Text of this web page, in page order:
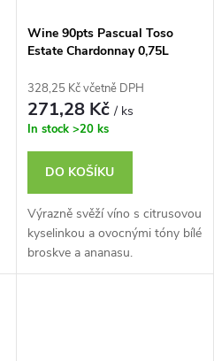
Wine 90pts Pascual Toso
Estate Chardonnay 0,75L
328,25 Kč včetně DPH
271,28 Kč/ ks
In stock >20 ks
DO KOŠÍKU
Výrazně svěží víno s citrusovou
kyselinkou a ovocnými tóny bílé
broskve a ananasu.